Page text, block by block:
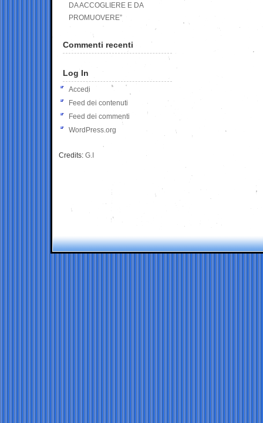
DA ACCOGLIERE E DA
PROMUOVERE”
Commenti recenti
Log In
Accedi
Feed dei contenuti
Feed dei commenti
WordPress.org
Credits: G.I